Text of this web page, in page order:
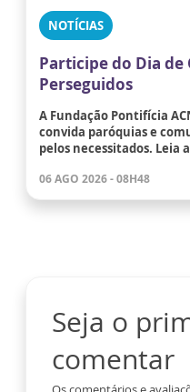
NOTÍCIAS
Participe do Dia de
Perseguidos
A Fundação Pontifícia
convida paróquias e
pelos necessitados.
06 AGO 2026 - 08H48
Seja o
comentar